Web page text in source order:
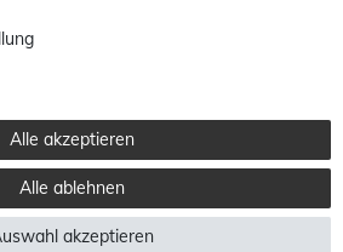
Versand innerhalb Deutschlands möglich.
Alle akzeptieren
Alle ablehnen
akzeptieren